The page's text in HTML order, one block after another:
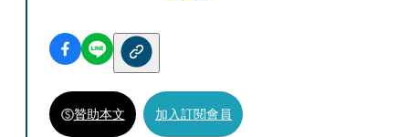
贊助本文 加入訂閱會員